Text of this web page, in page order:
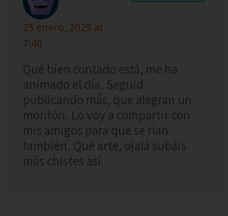
25 enero, 2025 at
7:40
Qué bien contado está, me ha
animado el día. Seguid
publicando más, que alegran un
montón. Lo voy a compartir con
mis amigos para que se rían
también. Qué arte, ojalá subáis
más chistes así.